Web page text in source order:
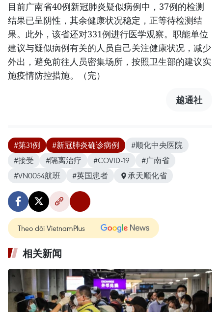
目前广南省40例新冠肺炎疑似病例中，37例的检测
结果已呈阴性，其余健康状况稳定，正等待检测结
果。此外，该省还对331例进行医学观察。职能单位
建议与疑似病例有关的人员自己关注健康状况，减少
外出，避免前往人员密集场所，按照卫生部的建议实
施疫情防控措施。（完）
越通社
#第31例 #新冠肺炎确诊病例
#顺化中央医院
#接受
#隔离治疗 #COVID-19
#广南省
#VN0054航班
#英国患者 承天顺化省
Theo dõi VietnamPlus
相关新闻